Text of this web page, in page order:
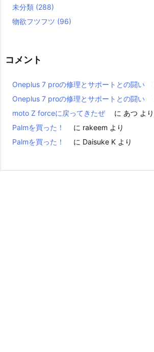
未分類 (288)
物欲フツフツ (96)
コメント
Oneplus 7 proの修理とサポートとの闘い
Oneplus 7 proの修理とサポートとの闘い
moto Z forceに戻ってきたぜ
に あつ より
Palmを買った！
に rakeem より
Palmを買った！
に Daisuke K より